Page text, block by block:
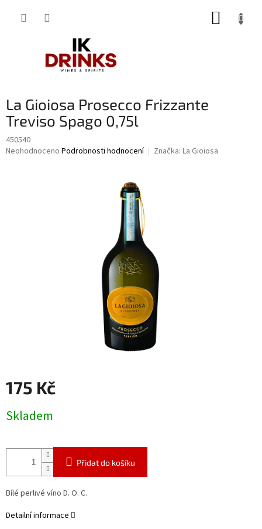
La Gioiosa Prosecco Frizzante
Treviso Spago 0,75l
450540
Průměrné
Neohodnoceno Podrobnosti hodnocení Značka: La Gioiosa
175 Kč
cena:
Skladem
Přidat do košíku
Bílé perlivé víno D. O. C.
Detailní informace